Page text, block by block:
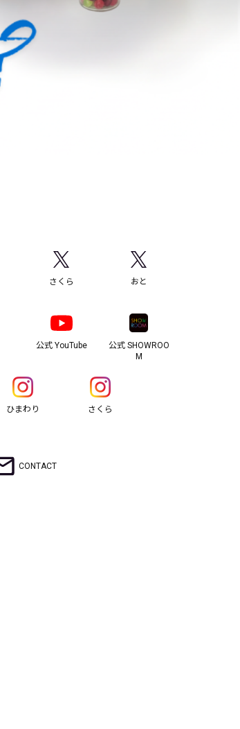
さくら おと
公式 YouTube
公式 SHOWROO
M
ひまわり さくら
CONTACT